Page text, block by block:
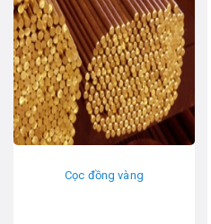
Cọc đồng vàng